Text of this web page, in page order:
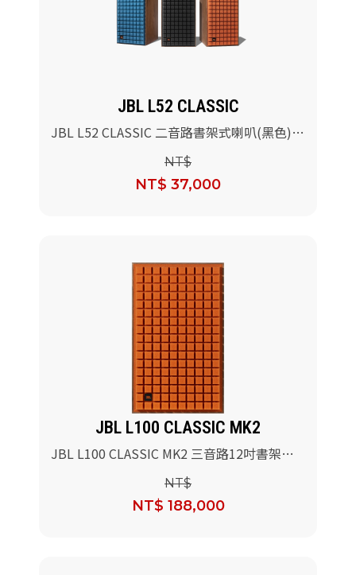
JBL L52 CLASSIC
JBL L52 CLASSIC 二音路書架式喇叭(黑色)/
NT$
NT$ 37,000
JBL L100 CLASSIC MK2
JBL L100 CLASSIC MK2 三音路12吋書架型
NT$
NT$ 188,000